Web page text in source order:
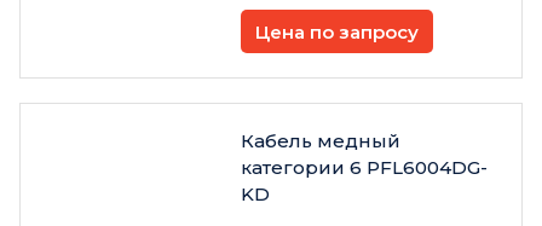
Цена по запросу
Кабель медный
категории 6 PFL6004DG-
KD